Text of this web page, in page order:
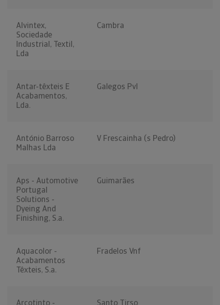
Alvintex,
Sociedade
Industrial, Textil,
Lda
Cambra
Antar-têxteis E
Acabamentos,
Lda.
Galegos Pvl
António Barroso
Malhas Lda
V Frescainha (s Pedro)
Aps - Automotive
Portugal
Solutions -
Dyeing And
Finishing, S.a.
Guimarães
Aquacolor -
Acabamentos
Têxteis, S.a.
Fradelos Vnf
Arcotinto - Santo Tirso